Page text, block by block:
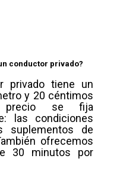
conductor privado?
privado tiene un
y 20 céntimos
precio se fija
las condiciones
suplementos de
ofrecemos
30 minutos por